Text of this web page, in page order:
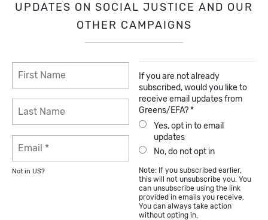
UPDATES ON SOCIAL JUSTICE AND OUR
OTHER CAMPAIGNS
Not in US?
If you are not already
subscribed, would you like to
receive email updates from
Greens/EFA? *
Yes, opt in to email
updates
No, do not opt in
Note: If you subscribed earlier,
this will not unsubscribe you. You
can unsubscribe using the link
provided in emails you receive.
You can always take action
without opting in.